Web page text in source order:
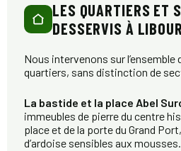
LES QUARTIERS ET
DESSERVIS À
Nous intervenons sur l’ensemble
quartiers, sans distinction de
La bastide et la place Abel
immeubles de pierre du centre
place et de la porte du Grand
d’ardoise sensibles aux mousses.